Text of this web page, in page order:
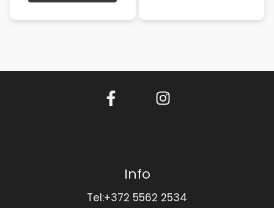
Info
Tel:+372 5562 2534